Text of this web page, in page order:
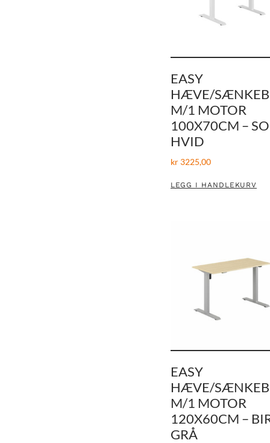
EASY
HÆVE/
M/1 MOTOR
100X70CM –
HVID
kr3225,00
LEGG I HANDLEKURV
EASY
HÆVE/
M/1 MOTOR
120X60CM –
GRÅ